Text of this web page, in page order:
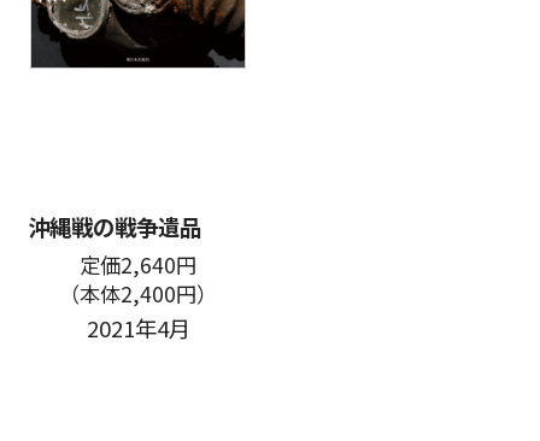
沖縄戦の戦争遺品
定価2,640円
（本体2,400円）
2021年4月